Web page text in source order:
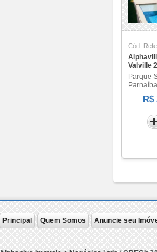
Cód.
Valville
Parque
R$
Tamboré 2 (1)
Tamboré 4 (5)
Tamboré 5 (2)
Principal Quem Somos Anuncie seu